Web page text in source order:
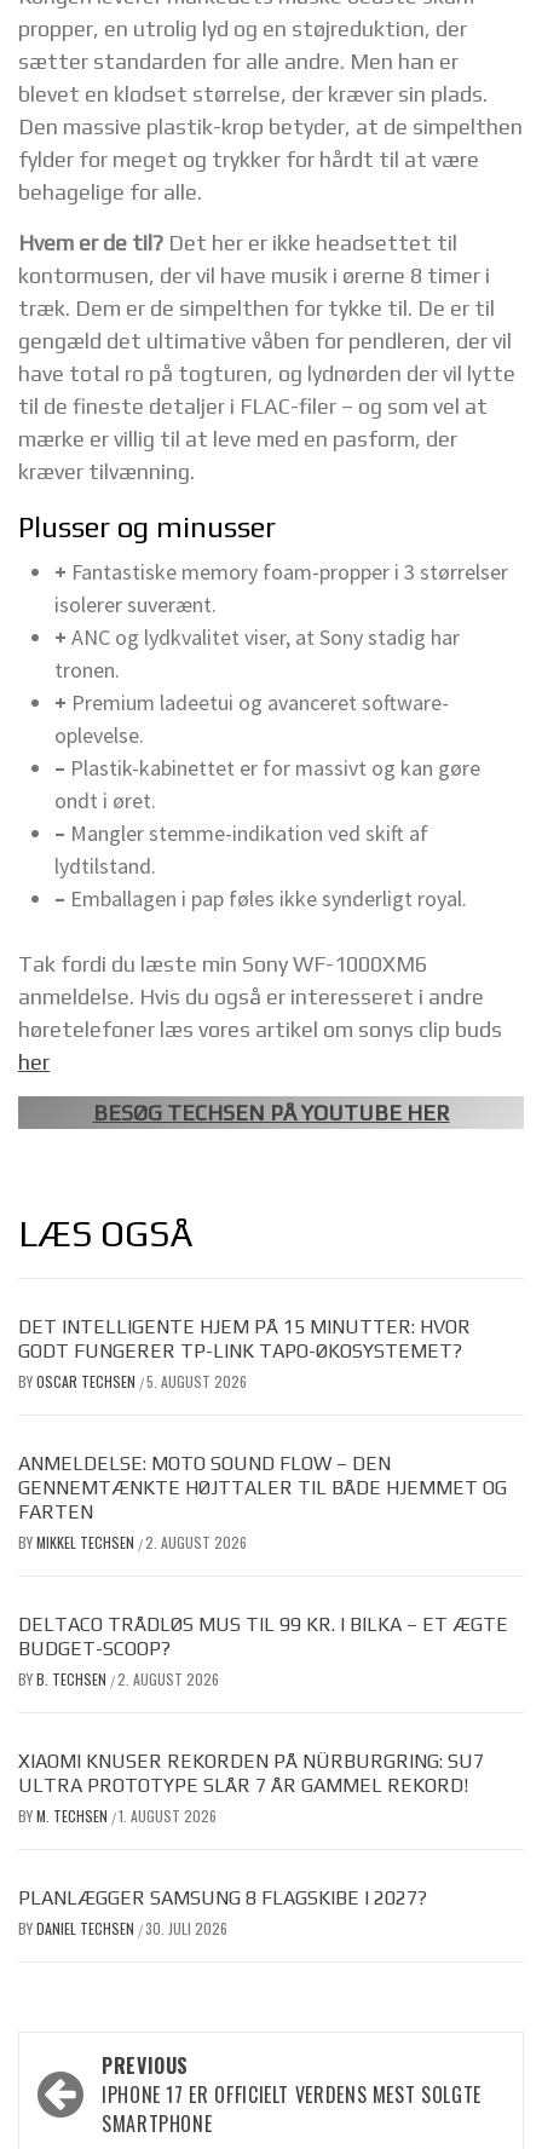
propper, en utrolig lyd og en støjreduktion, der
sætter standarden for alle andre. Men han er
blevet en klodset størrelse, der kræver sin plads.
Den massive plastik-krop betyder, at de simpelthen
fylder for meget og trykker for hårdt til at være
behagelige for alle.
Hvem er de til? Det her er ikke headsettet til
kontormusen, der vil have musik i ørerne 8 timer i
træk. Dem er de simpelthen for tykke til. De er til
gengæld det ultimative våben for pendleren, der vil
have total ro på togturen, og lydnørden der vil lytte
til de fineste detaljer i FLAC-filer – og som vel at
mærke er villig til at leve med en pasform, der
kræver tilvænning.
Plusser og minusser
+ Fantastiske memory foam-propper i 3 størrelser
isolerer suverænt.
+ ANC og lydkvalitet viser, at Sony stadig har
tronen.
+ Premium ladeetui og avanceret software-
oplevelse.
– Plastik-kabinettet er for massivt og kan gøre
ondt i øret.
– Mangler stemme-indikation ved skift af
lydtilstand.
– Emballagen i pap føles ikke synderligt royal.
Tak fordi du læste min Sony WF-1000XM6
anmeldelse. Hvis du også er interesseret i andre
høretelefoner læs vores artikel om sonys clip buds
her
BESØG TECHSEN PÅ YOUTUBE HER
LÆS OGSÅ
DET INTELLIGENTE HJEM PÅ 15 MINUTTER: HVOR
GODT FUNGERER TP-LINK TAPO-ØKOSYSTEMET?
BYOSCAR TECHSEN /5. AUGUST 2026
ANMELDELSE: MOTO SOUND FLOW – DEN
GENNEMTÆNKTE HØJTTALER TIL BÅDE HJEMMET OG
FARTEN
BYMIKKEL TECHSEN /2. AUGUST 2026
DELTACO TRÅDLØS MUS TIL 99 KR. I BILKA – ET ÆGTE
BUDGET-SCOOP?
BYB. TECHSEN /2. AUGUST 2026
XIAOMI KNUSER REKORDEN PÅ NÜRBURGRING: SU7
ULTRA PROTOTYPE SLÅR 7 ÅR GAMMEL REKORD!
BYM. TECHSEN /1. AUGUST 2026
PLANLÆGGER SAMSUNG 8 FLAGSKIBE I 2027?
BYDANIEL TECHSEN /30. JULI 2026
Post
navigation
PREVIOUS
IPHONE 17 ER OFFICIELT VERDENS MEST SOLGTE
SMARTPHONE